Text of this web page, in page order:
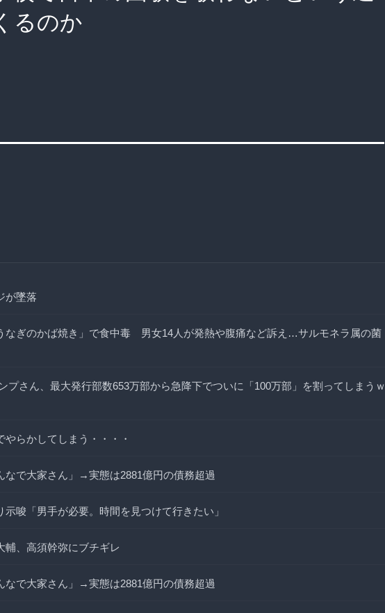
るのか
が墜落
なぎのかば焼き」で食中毒 男女14人が発熱や腹痛など訴え…サルモネラ属の菌
プさん、最大発行部数653万部から急降下でついに「100万部」を割ってしまうｗ
やらかしてしまう・・・・
なで大家さん」→実態は2881億円の債務超過
唆「男手が必要。時間を見つけて行きたい」
輔、高須幹弥にブチギレ
なで大家さん」→実態は2881億円の債務超過